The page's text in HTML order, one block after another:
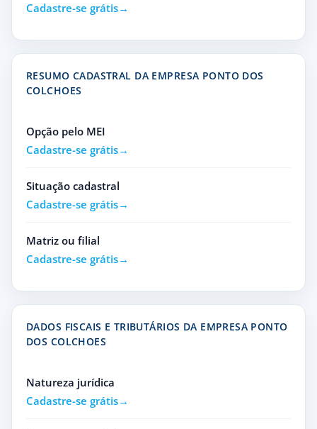
Cadastre-se grátis
RESUMO CADASTRAL DA EMPRESA PONTO DOS
COLCHOES
Opção pelo MEI
Cadastre-se grátis
Situação cadastral
Cadastre-se grátis
Matriz ou filial
Cadastre-se grátis
DADOS FISCAIS E TRIBUTÁRIOS DA EMPRESA PONTO
DOS COLCHOES
Natureza jurídica
Cadastre-se grátis